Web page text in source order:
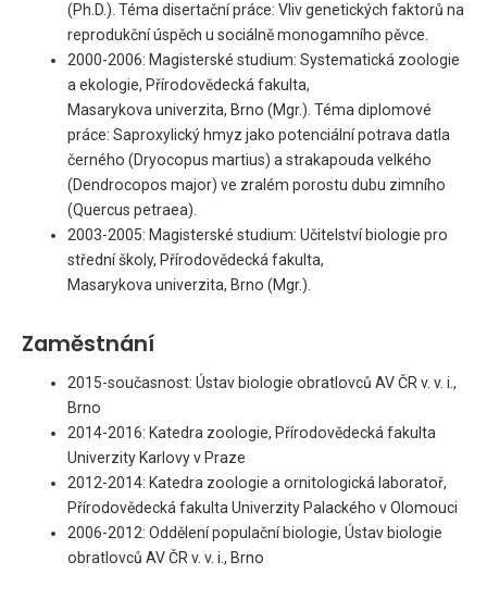
(Ph.D.). Téma disertační práce: Vliv genetických faktorů na
reprodukční úspěch u sociálně monogamního pěvce.
2000-2006: Magisterské studium: Systematická zoologie
a ekologie, Přírodovědecká fakulta,
Masarykova univerzita, Brno (Mgr.). Téma diplomové
práce: Saproxylický hmyz jako potenciální potrava datla
černého (Dryocopus martius) a strakapouda velkého
(Dendrocopos major) ve zralém porostu dubu zimního
(Quercus petraea).
2003-2005: Magisterské studium: Učitelství biologie pro
střední školy, Přírodovědecká fakulta,
Masarykova univerzita, Brno (Mgr.).
Zaměstnání
2015-současnost: Ústav biologie obratlovců AV ČR v. v. i.,
Brno
2014-2016: Katedra zoologie, Přírodovědecká fakulta
Univerzity Karlovy v Praze
2012-2014: Katedra zoologie a ornitologická laboratoř,
Přírodovědecká fakulta Univerzity Palackého v Olomouci
2006-2012: Oddělení populační biologie, Ústav biologie
obratlovců AV ČR v. v. i., Brno